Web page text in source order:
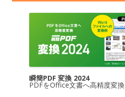
瞬簡PDF 変換 2024
PDFをOffice文書へ高精度変換